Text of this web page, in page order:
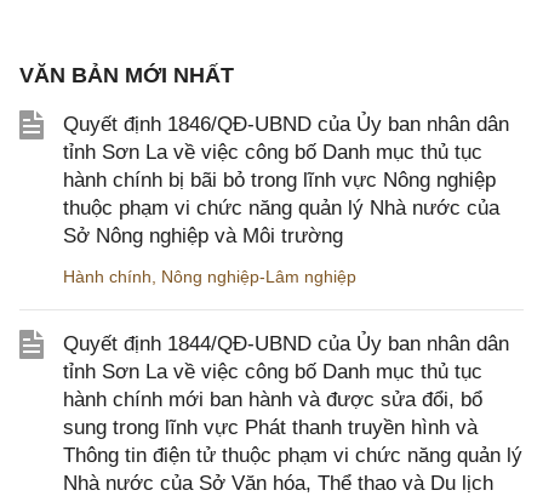
VĂN BẢN MỚI NHẤT
Quyết định 1846/QĐ-UBND của Ủy ban nhân dân
tỉnh Sơn La về việc công bố Danh mục thủ tục
hành chính bị bãi bỏ trong lĩnh vực Nông nghiệp
thuộc phạm vi chức năng quản lý Nhà nước của
Sở Nông nghiệp và Môi trường
Hành chính Nông nghiệp-Lâm nghiệp
Quyết định 1844/QĐ-UBND của Ủy ban nhân dân
tỉnh Sơn La về việc công bố Danh mục thủ tục
hành chính mới ban hành và được sửa đổi, bổ
sung trong lĩnh vực Phát thanh truyền hình và
Thông tin điện tử thuộc phạm vi chức năng quản lý
Nhà nước của Sở Văn hóa, Thể thao và Du lịch